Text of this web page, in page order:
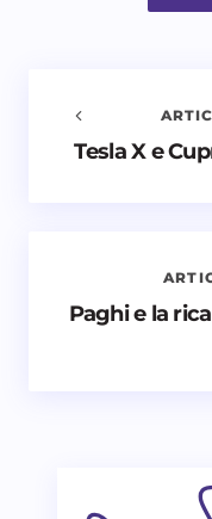
Il tuo commento *
Nome *
Avvisami
Tesla X e
Paghi e la